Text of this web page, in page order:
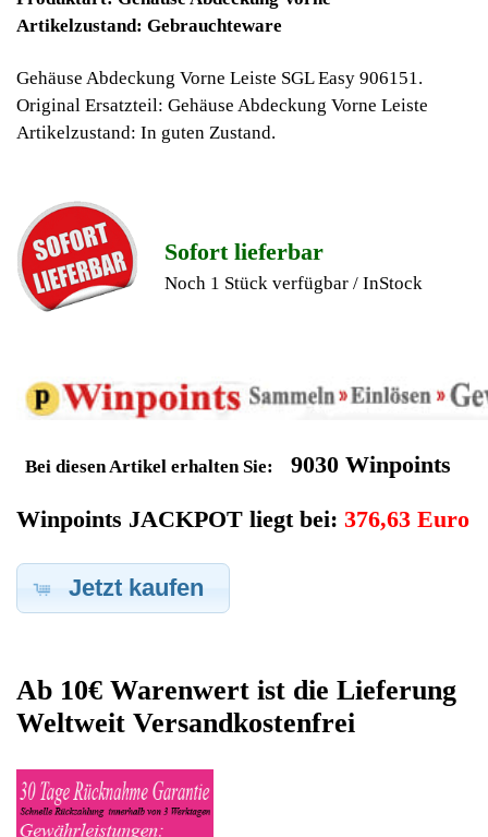
Ab 10€ Warenwert ist die Lieferung
Geldverdienen durch SGL
Ersatzteilegewinnung
Anbieten. Dort können Sie dann Ihren SGL Kaffeevollautomat
den Sie gerne zu Ersatzteilegewinnung anbieten möchten
eintragen. Dort geben Sie den Kaffeevollautomat Name SGL
geben Sie alle wichtigen relevanten Daten ein, in welchen
Zustand sich das Gerät befindet ob es Defekt oder
Funktionstüchtig ist und so gut wie möglich alle Mängel angeben